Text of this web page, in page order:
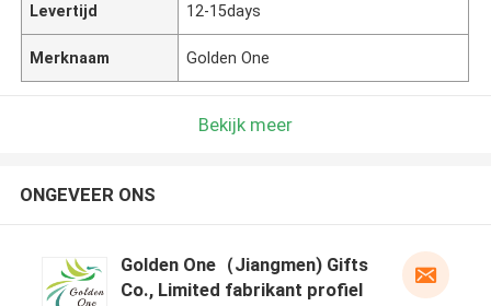
Levertijd 12-15days
Merknaam Golden One
Bekijk meer
ONGEVEER ONS
Golden One（Jiangmen) Gifts
Co., Limited fabrikant profiel